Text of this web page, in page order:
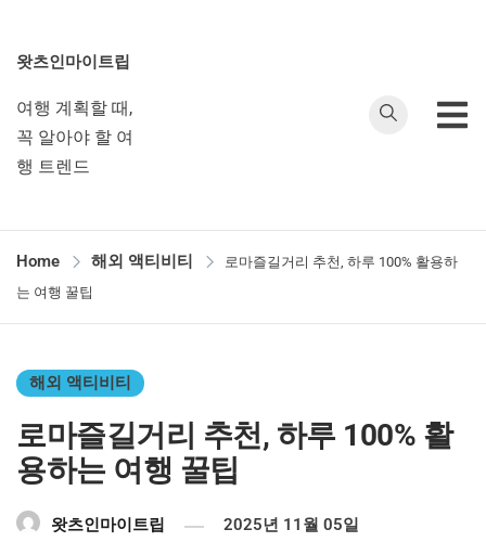
왓츠인마이트립
여행 계획할 때,
꼭 알아야 할 여
행 트렌드
Home 해외 액티비티
로마즐길거리 추천, 하루 100% 활용하
는 여행 꿀팁
해외 액티비티
로마즐길거리 추천, 하루 100% 활
용하는 여행 꿀팁
왓츠인마이트립 2025년 11월 05일